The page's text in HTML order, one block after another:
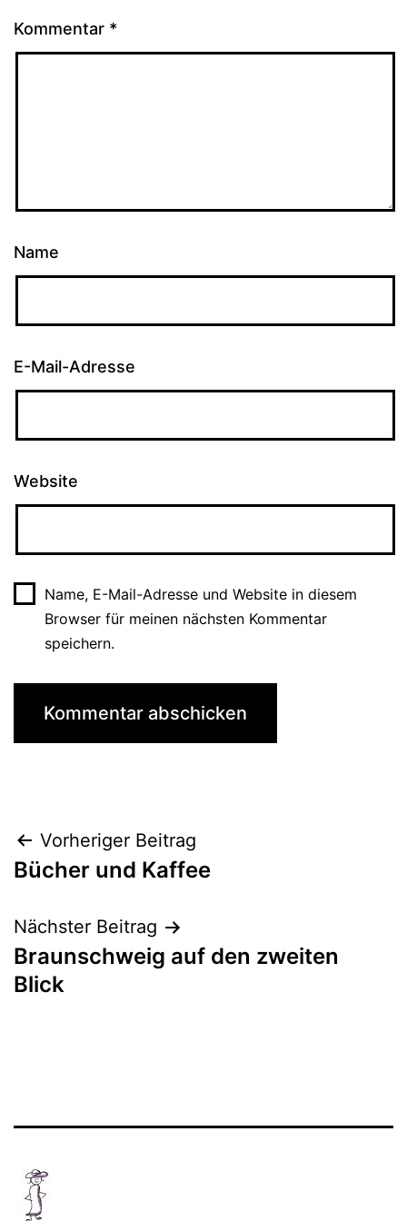
Kommentar *
Name
E-Mail-Adresse
Website
Name, E-Mail-Adresse und Website in diesem
Browser für meinen nächsten Kommentar
speichern.
Beitragsnavigation
Vorheriger Beitrag
Bücher und Kaffee
Nächster Beitrag
Braunschweig auf den zweiten
Blick